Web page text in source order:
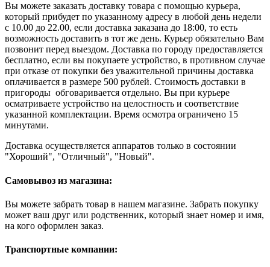
Вы можете заказать доставку товара с помощью курьера,
который прибудет по указанному адресу в любой день недели
с 10.00 до 22.00, если доставка заказана до 18:00, то есть
возможность доставить в тот же день. Курьер обязательно Вам
позвонит перед выездом. Доставка по городу предоставляется
бесплатно, если вы покупаете устройство, в противном случае
при отказе от покупки без уважительной причины доставка
оплачивается в размере 500 рублей. Стоимость доставки в
пригороды обговаривается отдельно. Вы при курьере
осматриваете устройство на целостность и соответствие
указанной комплектации. Время осмотра ограничено 15
минутами.
Доставка осуществляется аппаратов только в состоянии
"Хороший", "Отличный", "Новый".
Самовывоз из магазина:
Вы можете забрать товар в нашем магазине. Забрать покупку
может ваш друг или родственник, который знает номер и имя,
на кого оформлен заказ.
Транспортные компании: